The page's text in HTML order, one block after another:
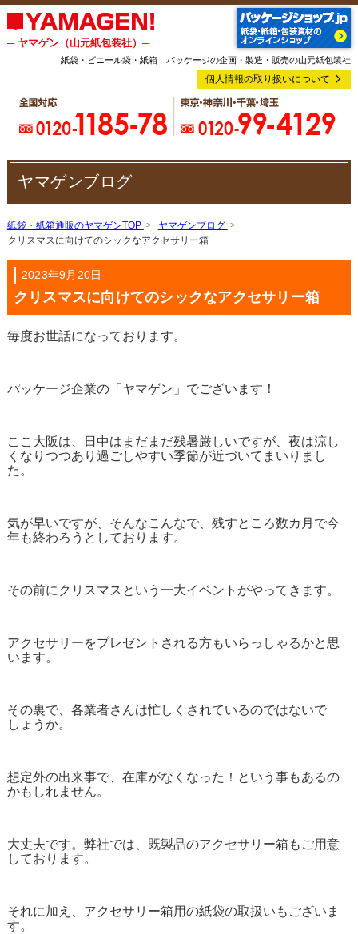
─ ヤマゲン（山元紙包装社）─
紙袋・ビニール袋・紙箱 パッケージの企画・製造・販売の山元紙包装社
個人情報の取り扱いについて
ヤマゲンブログ
紙袋・紙箱通販のヤマゲンTOP
ヤマゲンブログ
クリスマスに向けてのシックなアクセサリー箱
2023年9月20日
クリスマスに向けてのシックなアクセサリー箱
毎度お世話になっております。
パッケージ企業の「ヤマゲン」でございます！
ここ大阪は、日中はまだまだ残暑厳しいですが、夜は涼し
くなりつつあり過ごしやすい季節が近づいてまいりまし
た。
気が早いですが、そんなこんなで、残すところ数カ月で今
年も終わろうとしております。
その前にクリスマスという一大イベントがやってきます。
アクセサリーをプレゼントされる方もいらっしゃるかと思
います。
その裏で、各業者さんは忙しくされているのではないで
しょうか。
想定外の出来事で、在庫がなくなった！という事もあるの
かもしれません。
大丈夫です。弊社では、既製品のアクセサリー箱もご用意
しております。
それに加え、アクセサリー箱用の紙袋の取扱いもございま
す。